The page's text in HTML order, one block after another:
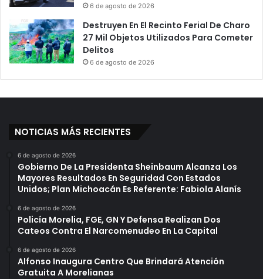
6 de agosto de 2026
Destruyen En El Recinto Ferial De Charo
27 Mil Objetos Utilizados Para Cometer
Delitos
6 de agosto de 2026
NOTICIAS MÁS RECIENTES
6 de agosto de 2026
Gobierno De La Presidenta Sheinbaum Alcanza Los
Mayores Resultados En Seguridad Con Estados
Unidos; Plan Michoacán Es Referente: Fabiola Alanís
6 de agosto de 2026
Policía Morelia, FGE, GN Y Defensa Realizan Dos
Cateos Contra El Narcomenudeo En La Capital
6 de agosto de 2026
Alfonso Inaugura Centro Que Brindará Atención
Gratuita A Morelianas